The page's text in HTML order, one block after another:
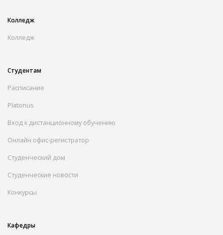
Колледж
Колледж
Студентам
Расписание
Platonus
Вход к дистанционному обучению
Онлайн офис-регистратор
Студенческий дом
Студенческие новости
Конкурсы
Кафедры